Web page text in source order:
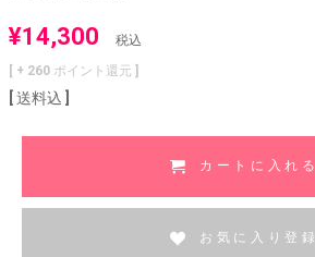
¥14,300
税込
[ + 260 ポイント還元 ]
送料込
カートに入れる
お気に入り登録